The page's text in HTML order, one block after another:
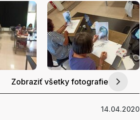
Zobraziť všetky fotografie
14.04.2020